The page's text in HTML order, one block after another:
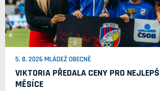
5. 8. 2026 MLÁDEŽ OBECNĚ
VIKTORIA PŘEDALA CENY PRO
MĚSÍCE